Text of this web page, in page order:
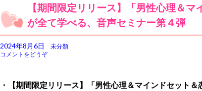
【期間限定リリース】「男性心理＆マ
が全て学べる、音声セミナー第４弾
2024年8月6日
未分類
コメントをどうぞ
・【期間限定リリース】「男性心理＆マインドセット